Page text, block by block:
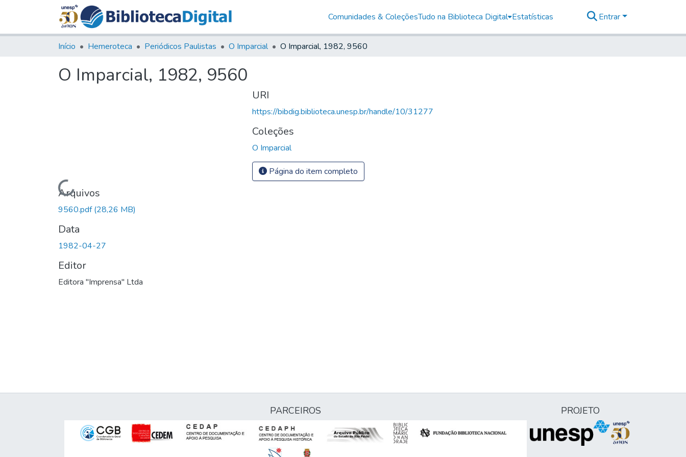
Comunidades & ColeçõesTudo na Biblioteca Digital Estatísticas Entrar
Início Hemeroteca Periódicos Paulistas O Imparcial O Imparcial, 1982, 9560
O Imparcial, 1982, 9560
Carregando...
Arquivos
9560.pdf(28,26 MB)
Data
1982-04-27
Editor
Editora "Imprensa" Ltda
URI
https://bibdig.biblioteca.unesp.br/handle/10/31277
Coleções
O Imparcial
Página do item completo
PARCEIROS PROJETO